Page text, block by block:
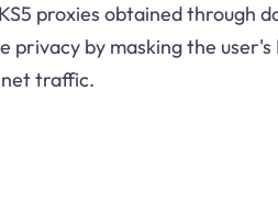
proxies obtained through
privacy by masking the
traffic.